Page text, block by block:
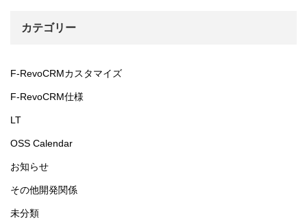
カテゴリー
F-RevoCRMカスタマイズ
F-RevoCRM仕様
LT
OSS Calendar
お知らせ
その他開発関係
未分類